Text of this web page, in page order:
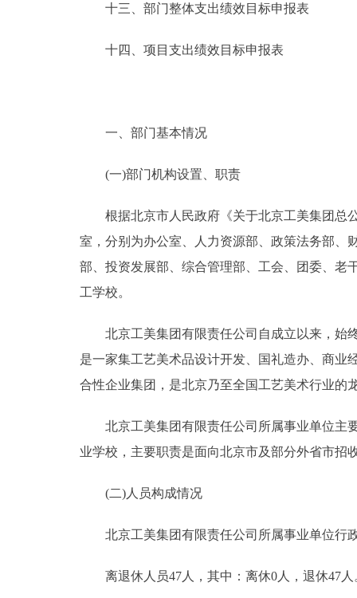
十三、部门整体支出绩效目标申报表
十四、项目支出绩效目标申报表
一、部门基本情况
(一)部门机构设置、职责
根据北京市人民政府《关于北京工美集团总公
室，分别为办公室、人力资源部、政策法务部、
部、投资发展部、综合管理部、工会、团委、老
工学校。
北京工美集团有限责任公司自成立以来，始终
是一家集工艺美术品设计开发、国礼造办、商业
合性企业集团，是北京乃至全国工艺美术行业的
北京工美集团有限责任公司所属事业单位主要
业学校，主要职责是面向北京市及部分外省市招
(二)人员构成情况
北京工美集团有限责任公司所属事业单位行政
离退休人员47人，其中：离休0人，退休47人